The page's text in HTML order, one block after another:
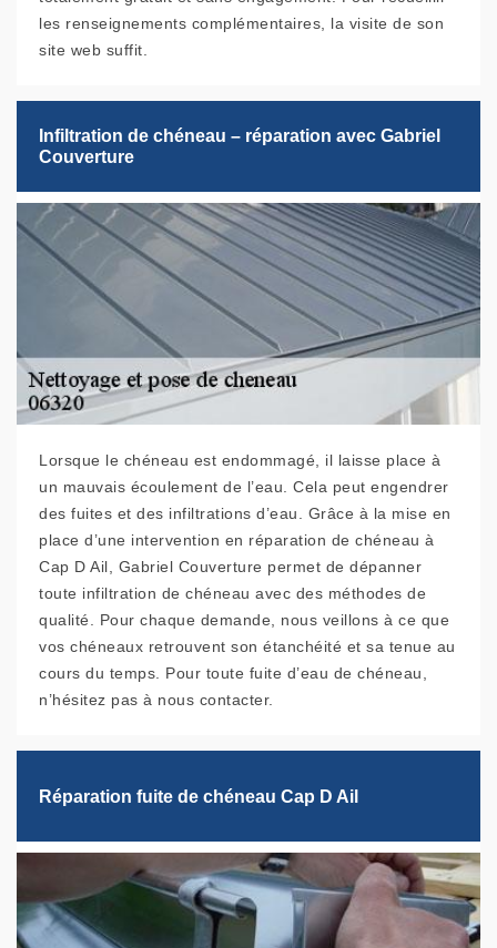
les renseignements complémentaires, la visite de son
site web suffit.
Infiltration de chéneau – réparation avec Gabriel
Couverture
Lorsque le chéneau est endommagé, il laisse place à
un mauvais écoulement de l’eau. Cela peut engendrer
des fuites et des infiltrations d’eau. Grâce à la mise en
place d’une intervention en réparation de chéneau à
Cap D Ail, Gabriel Couverture permet de dépanner
toute infiltration de chéneau avec des méthodes de
qualité. Pour chaque demande, nous veillons à ce que
vos chéneaux retrouvent son étanchéité et sa tenue au
cours du temps. Pour toute fuite d’eau de chéneau,
n’hésitez pas à nous contacter.
Réparation fuite de chéneau Cap D Ail